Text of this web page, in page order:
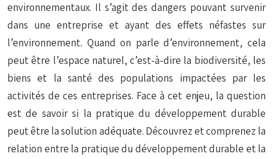
environnementaux. Il s’agit des dangers pouvant survenir
dans une entreprise et ayant des effets néfastes sur
l’environnement. Quand on parle d’environnement, cela
peut être l’espace naturel, c’est-à-dire la biodiversité, les
biens et la santé des populations impactées par les
activités de ces entreprises. Face à cet enjeu, la question
est de savoir si la pratique du développement durable
peut être la solution adéquate. Découvrez et comprenez la
relation entre la pratique du développement durable et la